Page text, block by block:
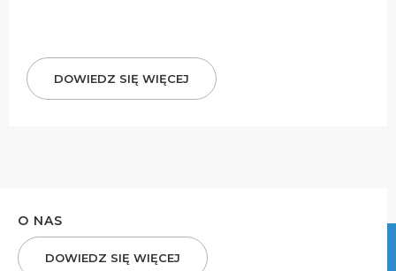
DOWIEDZ SIĘ WIĘCEJ
O NAS
DOWIEDZ SIĘ WIĘCEJ